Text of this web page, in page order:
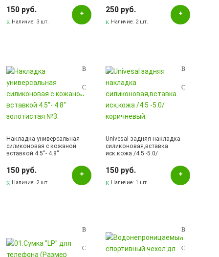
150 руб.
Наличие: 3 шт.
250 руб.
Наличие: 2 шт.
Накладка универсальная
силиконовая с кожаной
вставкой 4.5"- 4.8"
150 руб.
Наличие: 2 шт.
Univesal задняя накладка
силиконовая,вставка
иск.кожа /4.5 -5.0/
150 руб.
Наличие: 1 шт.